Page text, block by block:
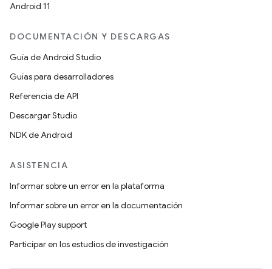
Android 11
DOCUMENTACIÓN Y DESCARGAS
Guía de Android Studio
Guías para desarrolladores
Referencia de API
Descargar Studio
NDK de Android
ASISTENCIA
Informar sobre un error en la plataforma
Informar sobre un error en la documentación
Google Play support
Participar en los estudios de investigación